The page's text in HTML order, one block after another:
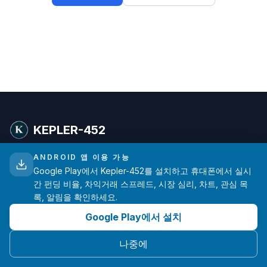
KEPLER-452
암호화폐 트레이더를 위한 고급 펀딩 비율 분석. 주요 거래
소의 실시간 데이터를 제공합니다.
hello@kepler-452.com
한 명의 개발자가 ❤️로 만들었습니다
ANDROID 앱 이용 가능
Google Play에서 Kepler-452를 설치하고 휴대폰에서 실시
간 펀딩 비율, 차익거래 스프레드, 시장 심리, 차트, 관심 목
록, 알림을 확인하세요.
Google Play에서 설치
나중에